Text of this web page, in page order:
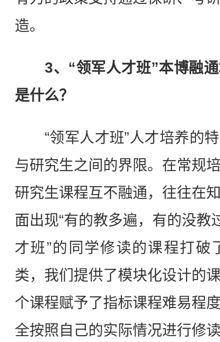
造。
3、“领军人才班”本博融
是什么？
“领军人才班”人才培养的特
与研究生之间的界限。在常规
研究生课程互不融通，往往在
面出现“有的教多遍，有的没教
才班”的同学修读的课程打破
类，我们提供了模块化设计的
个课程赋予了指标课程难易程
全按照自己的实际情况进行修